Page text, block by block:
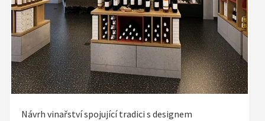
Návrh vinařství spojující tradici s designem